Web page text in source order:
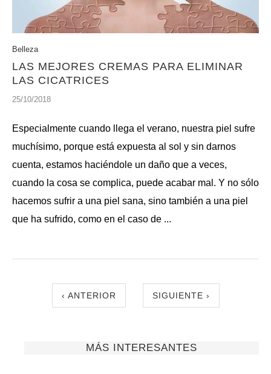
Belleza
LAS MEJORES CREMAS PARA ELIMINAR
LAS CICATRICES
25/10/2018
Especialmente cuando llega el verano, nuestra piel sufre
muchísimo, porque está expuesta al sol y sin darnos
cuenta, estamos haciéndole un daño que a veces,
cuando la cosa se complica, puede acabar mal. Y no sólo
hacemos sufrir a una piel sana, sino también a una piel
que ha sufrido, como en el caso de ...
‹ ANTERIOR SIGUIENTE ›
MÁS INTERESANTES